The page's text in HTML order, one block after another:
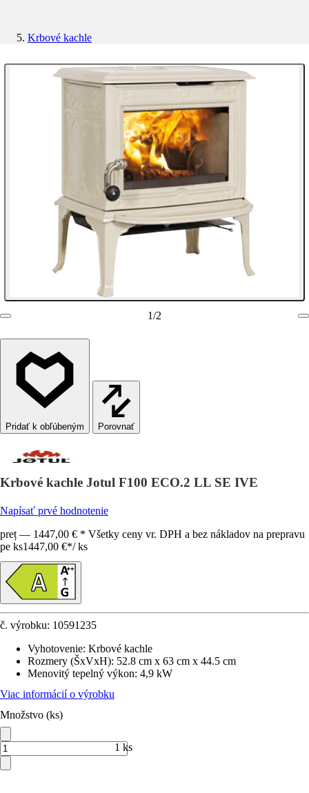
Krbové kachle
1/2
Porovnať
Krbové kachle Jotul F100 ECO.2 LL SE IVE
Napísať prvé hodnotenie
preț — 1447,00 € * Všetky ceny vr. DPH a bez nákladov na prepravu
pe ks1447,00 €*/ ks
č. výrobku: 10591235
Vyhotovenie: Krbové kachle
Rozmery (ŠxVxH): 52.8 cm x 63 cm x 44.5 cm
Menovitý tepelný výkon: 4,9 kW
Viac informácií o výrobku
Množstvo (ks)
1 ks